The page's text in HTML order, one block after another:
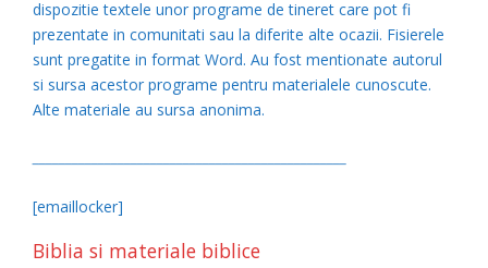
dispozitie textele unor programe de tineret care pot fi
prezentate in comunitati sau la diferite alte ocazii. Fisierele
sunt pregatite in format Word. Au fost mentionate autorul
si sursa acestor programe pentru materialele cunoscute.
Alte materiale au sursa anonima.
[emaillocker]
Biblia si materiale biblice